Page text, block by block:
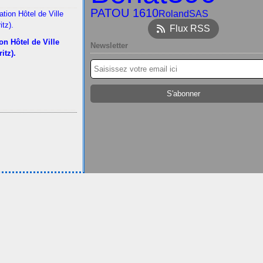
Hôtel de Ville
PATOU 1610RolandSAS
Flux RSS
Newsletter